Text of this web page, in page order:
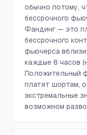
обычно потому,
бессрочного
Фандинг — это
бессрочного
фьючерса
каждые 8 часов
Положительный
платят шортам,
экстремальные
возможном